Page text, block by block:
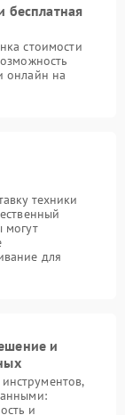
бесплатная
стоимости
онлайн на
техники
могут
для
и
и